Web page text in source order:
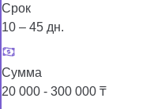
Срок
10 – 45 дн.
Сумма
20 000 - 300 000 ₸